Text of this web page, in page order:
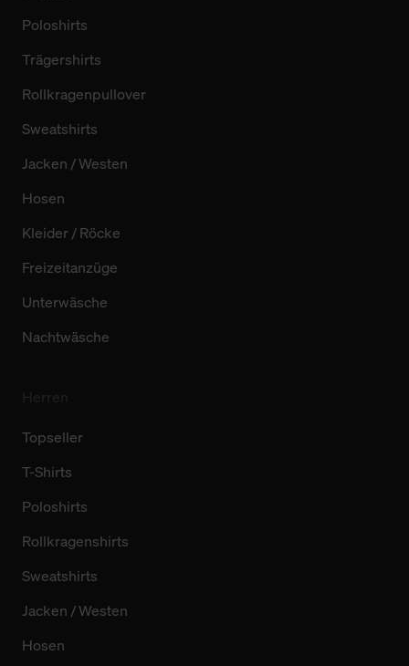
Poloshirts
Trägershirts
Rollkragenpullover
Sweatshirts
Jacken / Westen
Hosen
Kleider / Röcke
Freizeitanzüge
Unterwäsche
Nachtwäsche
Topseller
T-Shirts
Poloshirts
Rollkragenshirts
Sweatshirts
Jacken / Westen
Hosen